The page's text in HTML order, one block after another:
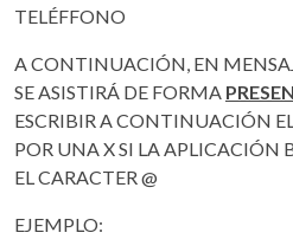
TELÉFFONO
A CONTINUACIÓN, EN
SE ASISTIRÁ DE FORMA
ESCRIBIR A CONTINUACIÓN
POR UNA X SI LA APLICACIÓN
EL CARACTER @
EJEMPLO: